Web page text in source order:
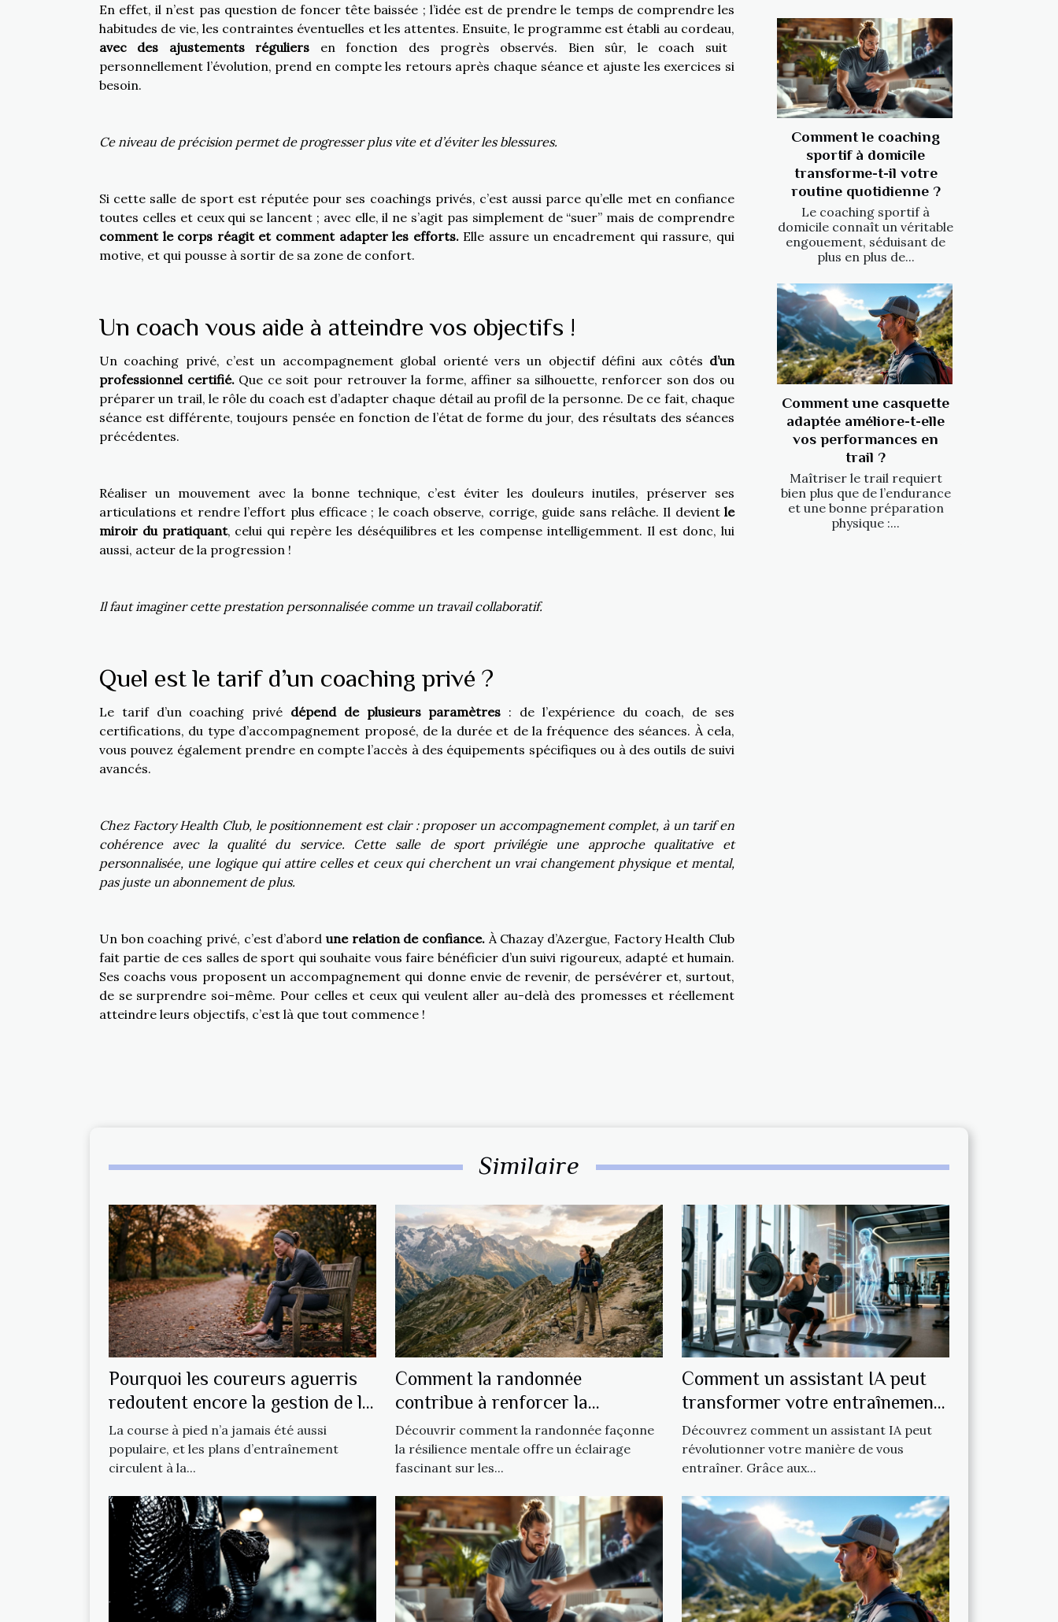
En effet, il n’est pas question de foncer tête baissée ; l’idée est de prendre le temps de comprendre les
habitudes de vie, les contraintes éventuelles et les attentes. Ensuite, le programme est établi au cordeau,
avec des ajustements réguliers en fonction des progrès observés. Bien sûr, le coach suit
personnellement l’évolution, prend en compte les retours après chaque séance et ajuste les exercices si
besoin.
Ce niveau de précision permet de progresser plus vite et d’éviter les blessures.
Si cette salle de sport est réputée pour ses coachings privés, c’est aussi parce qu’elle met en confiance
toutes celles et ceux qui se lancent ; avec elle, il ne s’agit pas simplement de “suer” mais de comprendre
comment le corps réagit et comment adapter les efforts.Elle assure un encadrement qui rassure, qui
motive, et qui pousse à sortir de sa zone de confort.
Un coach vous aide à atteindre vos objectifs !
Un coaching privé, c’est un accompagnement global orienté vers un objectif défini aux côtés d’un
professionnel certifié.Que ce soit pour retrouver la forme, affiner sa silhouette, renforcer son dos ou
préparer un trail, le rôle du coach est d’adapter chaque détail au profil de la personne. De ce fait, chaque
séance est différente, toujours pensée en fonction de l’état de forme du jour, des résultats des séances
précédentes.
Réaliser un mouvement avec la bonne technique, c’est éviter les douleurs inutiles, préserver ses
articulations et rendre l’effort plus efficace ; le coach observe, corrige, guide sans relâche. Il devient le
miroir du pratiquant, celui qui repère les déséquilibres et les compense intelligemment. Il est donc, lui
aussi, acteur de la progression !
Il faut imaginer cette prestation personnalisée comme un travail collaboratif.
Quel est le tarif d’un coaching privé ?
Le tarif d’un coaching privé dépend de plusieurs paramètres : de l’expérience du coach, de ses
certifications, du type d’accompagnement proposé, de la durée et de la fréquence des séances. À cela,
vous pouvez également prendre en compte l’accès à des équipements spécifiques ou à des outils de suivi
avancés.
Chez Factory Health Club, le positionnement est clair : proposer un accompagnement complet, à un tarif en
cohérence avec la qualité du service. Cette salle de sport privilégie une approche qualitative et
personnalisée, une logique qui attire celles et ceux qui cherchent un vrai changement physique et mental,
pas juste un abonnement de plus.
Un bon coaching privé, c’est d’abord une relation de confiance. À Chazay d’Azergue, Factory Health Club
fait partie de ces salles de sport qui souhaite vous faire bénéficier d’un suivi rigoureux, adapté et humain.
Ses coachs vous proposent un accompagnement qui donne envie de revenir, de persévérer et, surtout,
de se surprendre soi-même. Pour celles et ceux qui veulent aller au-delà des promesses et réellement
atteindre leurs objectifs, c’est là que tout commence !
Comment le coaching
sportif à domicile
transforme-t-il votre
routine quotidienne ?
Le coaching sportif à
domicile connaît un véritable
engouement, séduisant de
plus en plus de...
Comment une casquette
adaptée améliore-t-elle
vos performances en
trail ?
Maîtriser le trail requiert
bien plus que de l’endurance
et une bonne préparation
physique :...
Similaire
Pourquoi les coureurs aguerris
redoutent encore la gestion de la
récupération
La course à pied n’a jamais été aussi
populaire, et les plans d’entraînement
circulent à la...
Comment la randonnée
contribue à renforcer la
résilience mentale ?
Découvrir comment la randonnée façonne
la résilience mentale offre un éclairage
fascinant sur les...
Comment un assistant IA peut
transformer votre entraînement
?
Découvrez comment un assistant IA peut
révolutionner votre manière de vous
entraîner. Grâce aux...